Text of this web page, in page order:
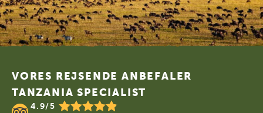
VORES REJSENDE ANBEFALER
TANZANIA SPECIALIST
4.9/5